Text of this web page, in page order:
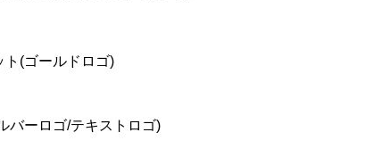
ト(ゴールドロゴ)
バーロゴ/テキストロゴ)